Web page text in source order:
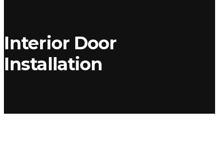
Interior Door
Installation